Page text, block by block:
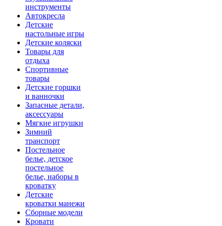
инструменты
Автокресла
Детские
настольные игры
Детские коляски
Товары для
отдыха
Спортивные
товары
Детские горшки
и ванночки
Запасные детали,
аксессуары
Мягкие игрушки
Зимний
транспорт
Постельное
белье, детское
постельное
белье, наборы в
кроватку
Детские
кроватки манежи
Сборные модели
Кровати